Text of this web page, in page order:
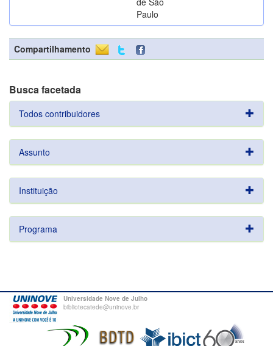
Paulo
Compartilhamento
Busca facetada
Todos contribuidores
Assunto
Instituição
Programa
Universidade Nove de Julho
bibliotecatede@uninove.br